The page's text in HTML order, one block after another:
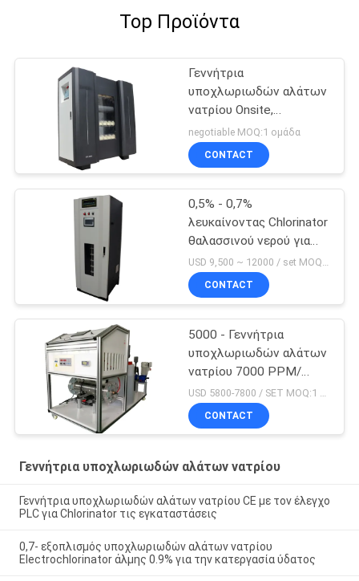
Top Προϊόντα
Γεννήτρια
υποχλωριωδών αλάτων
νατρίου Onsite,
αυτόματο σύστημα
χλωρίωσης νερού
negotiable MOQ:1 ομάδα
CONTACT
0,5% - 0,7%
λευκαίνοντας Chlorinator
θαλασσινού νερού για
την κατανάλωση του
εργοστασίου νερού
USD 9,500 ~ 12000 / set MOQ:1 ομάδα
CONTACT
5000 - Γεννήτρια
υποχλωριωδών αλάτων
νατρίου 7000 PPM/
σύστημα ηλεκτρόλυσης
θαλασσινού νερού
USD 5800-7800 / SET MOQ:1 ομάδα
CONTACT
Γεννήτρια υποχλωριωδών αλάτων νατρίου
Γεννήτρια υποχλωριωδών αλάτων νατρίου CE με τον έλεγχο
PLC για Chlorinator τις εγκαταστάσεις
0,7- εξοπλισμός υποχλωριωδών αλάτων νατρίου
Electrochlorinator άλμης 0.9% για την κατεργασία ύδατος